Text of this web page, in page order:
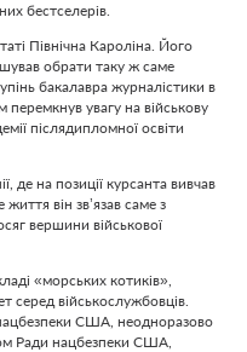
бестселерів.
Північна Кароліна. Його
обрати таку ж саме
бакалавра журналістики в
перемкнув увагу на військову
післядипломної освіти
де на позиції курсанта вивчав
він зв’язав саме з
вершини військової
«морських котиків»,
серед військослужбовців.
США, неодноразово
Ради нацбезпеки США,